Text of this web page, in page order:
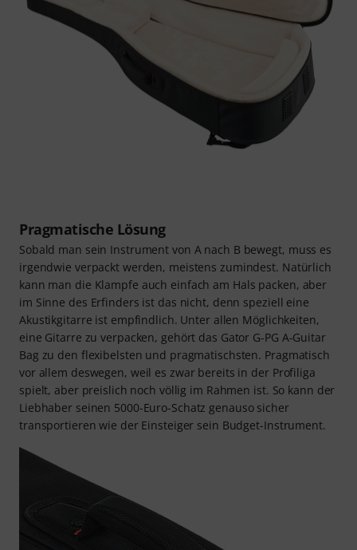
Pragmatische Lösung
Sobald man sein Instrument von A nach B bewegt, muss es
irgendwie verpackt werden, meistens zumindest. Natürlich
kann man die Klampfe auch einfach am Hals packen, aber
im Sinne des Erfinders ist das nicht, denn speziell eine
Akustikgitarre ist empfindlich. Unter allen Möglichkeiten,
eine Gitarre zu verpacken, gehört das Gator G-PG A-Guitar
Bag zu den flexibelsten und pragmatischsten. Pragmatisch
vor allem deswegen, weil es zwar bereits in der Profiliga
spielt, aber preislich noch völlig im Rahmen ist. So kann der
Liebhaber seinen 5000-Euro-Schatz genauso sicher
transportieren wie der Einsteiger sein Budget-Instrument.